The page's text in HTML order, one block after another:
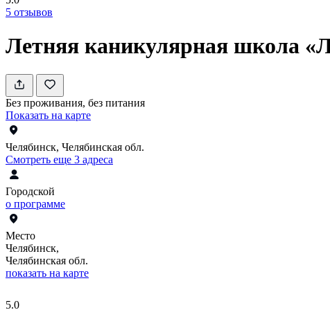
5 отзывов
Летняя каникулярная школа
Без проживания, без питания
Показать на карте
Челябинск, Челябинская обл.
Смотреть еще 3 адреса
Городской
о программе
Место
Челябинск,
Челябинская обл.
показать на карте
5.0